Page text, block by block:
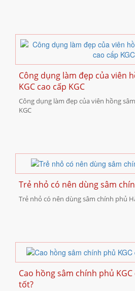
Công dụng làm đẹp của viên
KGC cao cấp KGC
Công dụng làm đẹp của viên hồng
KGC
Trẻ nhỏ có nên dùng sâm
Trẻ nhỏ có nên dùng sâm chính phủ
Cao hồng sâm chính phủ
tốt?